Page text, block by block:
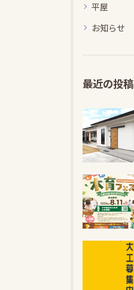
平屋
お知らせ
最近の投稿